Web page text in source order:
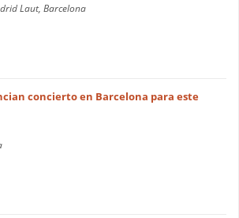
Laut, Barcelona
concierto en Barcelona para este